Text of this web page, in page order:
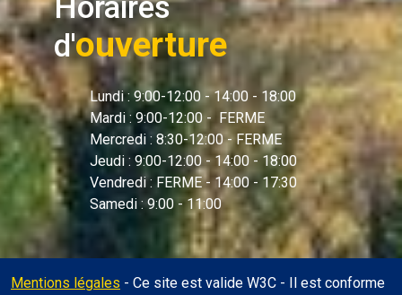
d'ouverture
Lundi : 9:00-12:00 - 14:00 - 18:00
Mardi : 9:00-12:00 - FERME
Mercredi : 8:30-12:00 - FERME
Jeudi : 9:00-12:00 - 14:00 - 18:00
Vendredi : FERME - 14:00 - 17:30
Samedi : 9:00 - 11:00
Mentions légales - Ce site est valide W3C - Il est conforme